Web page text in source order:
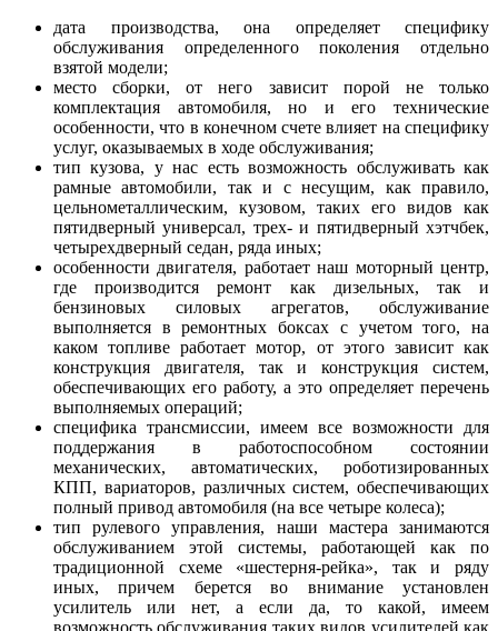
дата производства, она определяет специфику
обслуживания определенного поколения отдельно
взятой модели;
место сборки, от него зависит порой не только
комплектация автомобиля, но и его технические
особенности, что в конечном счете влияет на специфику
услуг, оказываемых в ходе обслуживания;
тип кузова, у нас есть возможность обслуживать как
рамные автомобили, так и с несущим, как правило,
цельнометаллическим, кузовом, таких его видов как
пятидверный универсал, трех- и пятидверный хэтчбек,
четырехдверный седан, ряда иных;
особенности двигателя, работает наш моторный центр,
где производится ремонт как дизельных, так и
бензиновых силовых агрегатов, обслуживание
выполняется в ремонтных боксах с учетом того, на
каком топливе работает мотор, от этого зависит как
конструкция двигателя, так и конструкция систем,
обеспечивающих его работу, а это определяет перечень
выполняемых операций;
специфика трансмиссии, имеем все возможности для
поддержания в работоспособном состоянии
механических, автоматических, роботизированных
КПП, вариаторов, различных систем, обеспечивающих
полный привод автомобиля (на все четыре колеса);
тип рулевого управления, наши мастера занимаются
обслуживанием этой системы, работающей как по
традиционной схеме «шестерня-рейка», так и ряду
иных, причем берется во внимание установлен
усилитель или нет, а если да, то какой, имеем
возможность обслуживания таких видов усилителей как